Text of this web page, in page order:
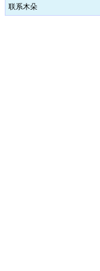
联系木朵